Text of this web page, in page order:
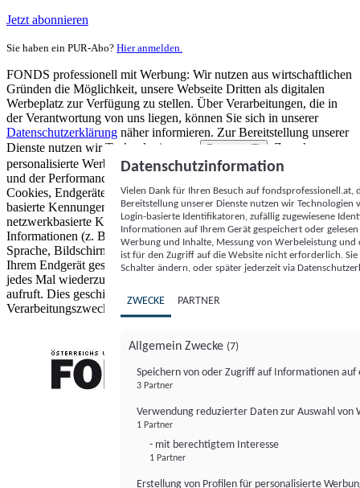
Jetzt abonnieren
Sie haben ein PUR-Abo? Hier anmelden.
FONDS professionell mit Werbung: Wir nutzen aus wirtschaftlichen
Gründen die Möglichkeit, unsere Webseite Dritten als digitalen
Werbeplatz zur Verfügung zu stellen. Über Verarbeitungen, die in
der Verantwortung von uns liegen, können Sie sich in unserer
Datenschutzerklärung näher informieren. Zur Bereitstellung unserer
Dienste nutzen wir Technologien von
Partnern (5)
. Zwecke:
personalisierte Werbung und Inhalte, Messung von Werbeleistung
und der Performance von Inhalten sowie Zielgruppenforschung.
Cookies, Endgeräte- oder ähnliche Online-Kennungen (z. B. login-
basierte Kennungen, zufällig generierte Kennungen,
netzwerkbasierte Kennungen) können zusammen mit anderen
Informationen (z. B. Browsertyp und Browserinformationen,
Sprache, Bildschirmgröße, unterstützte Technologien usw.) auf
Ihrem Endgerät gespeichert oder von dort ausgelesen werden, um es
jedes Mal wiederzuerkennen, wenn es eine App oder einer Webseite
aufruft. Dies geschieht für einen oder mehrere der hier aufgeführten
Verarbeitungszwecke.
Datenschutzinformation
Vielen Dank für Ihren Besuch auf
Bereitstellung unserer Dienste nutzen wir Technologien
Login-basierte Identifikatoren, zufällig zugewiesene
Informationen auf Ihrem Gerät gespeichert oder
Werbung und Inhalte, Messung von Werbeleistung
ist für den Zugriff auf die Website nicht erforderlich.
Schalter ändern, oder später jederzeit via
ZWECKE PARTNER
Allgemein Zwecke (7)
Speichern von oder Zugriff auf Informationen auf
3 Partner
Verwendung reduzierter Daten zur Auswahl von
1 Partner
- mit berechtigtem Interesse
1 Partner
Erstellung von Profilen für personalisierte
FONDS professionell